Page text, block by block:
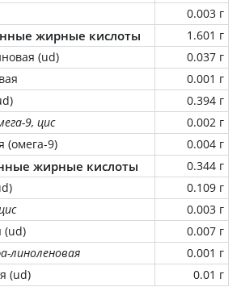
0.003 г
жирные кислоты
1.601 г
(ud)
0.037 г
0.001 г
0.394 г
9, цис
0.002 г
(омега-9)
0.004 г
жирные кислоты
0.344 г
0.109 г
0.003 г
(ud)
0.007 г
линоленовая
0.001 г
(ud)
0.01 г